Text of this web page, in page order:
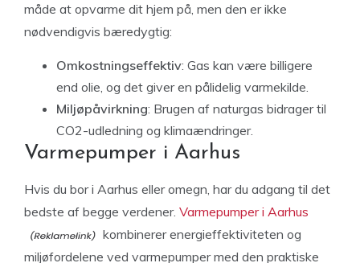
måde at opvarme dit hjem på, men den er ikke
nødvendigvis bæredygtig:
Omkostningseffektiv: Gas kan være billigere
end olie, og det giver en pålidelig varmekilde.
Miljøpåvirkning: Brugen af naturgas bidrager til
CO2-udledning og klimaændringer.
Varmepumper i Aarhus
Hvis du bor i Aarhus eller omegn, har du adgang til det
bedste af begge verdener. Varmepumper i Aarhus
kombinerer energieffektiviteten og
miljøfordelene ved varmepumper med den praktiske